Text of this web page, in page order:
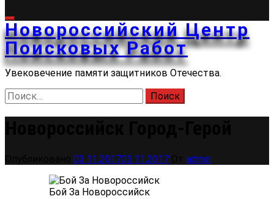
Новороссийский Центр
Поисковых Работ
Увековечение памяти защитников Отечества.
Найти:
03.11.201703.11.2017 admin
Бой За Новороссийск